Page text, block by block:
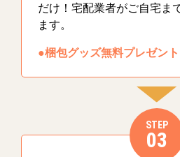
だけ！宅配業者がご自宅ま
ます。
●梱包グッズ無料プレゼント
STEP
03